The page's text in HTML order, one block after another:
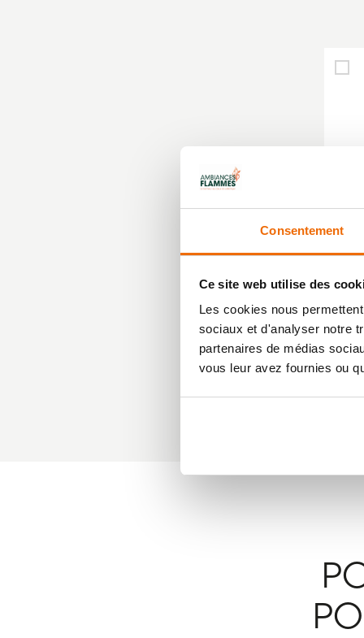
Consentement
Ce site web utilise des
Les cookies nous
sociaux et d'analyser notre
partenaires de médias
vous leur avez fournies ou